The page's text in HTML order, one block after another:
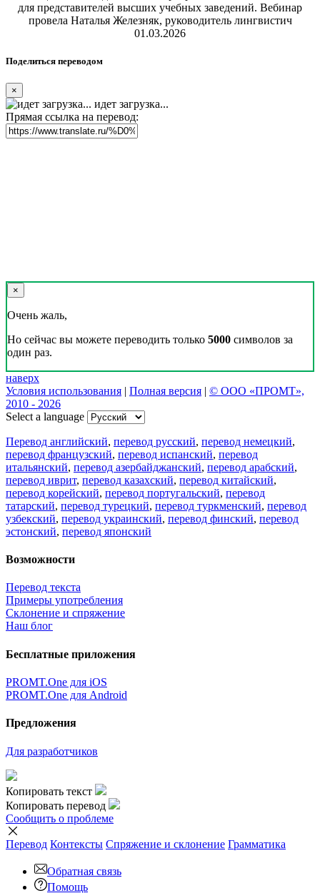
для представителей высших учебных заведений. Вебинар
провела Наталья Железняк, руководитель лингвистич
01.03.2026
Поделиться переводом
×
идет загрузка...
Прямая ссылка на перевод:
×
Очень жаль,
Но сейчас вы можете переводить только 5000 символов за
один раз.
наверх
Условия использования | Полная версия | © ООО «ПРОМТ»,
2010 - 2026
Select a language
Перевод английский, перевод русский, перевод немецкий,
перевод французский, перевод испанский, перевод
итальянский, перевод азербайджанский, перевод арабский,
перевод иврит, перевод казахский, перевод китайский,
перевод корейский, перевод португальский, перевод
татарский, перевод турецкий, перевод туркменский, перевод
узбекский, перевод украинский, перевод финский, перевод
эстонский, перевод японский
Возможности
Перевод текста
Примеры употребления
Склонение и спряжение
Наш блог
Бесплатные приложения
PROMT.One для iOS
PROMT.One для Android
Предложения
Для разработчиков
Копировать текст
Копировать перевод
Сообщить о проблеме
Перевод Контексты Спряжение и склонение Грамматика
Обратная связь
Помощь